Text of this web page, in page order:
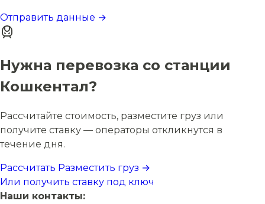
Отправить данные →
Нужна перевозка со станции
Кошкентал?
Рассчитайте стоимость, разместите груз или
получите ставку — операторы откликнутся в
течение дня.
Рассчитать Разместить груз →
Или получить ставку под ключ
Наши контакты: